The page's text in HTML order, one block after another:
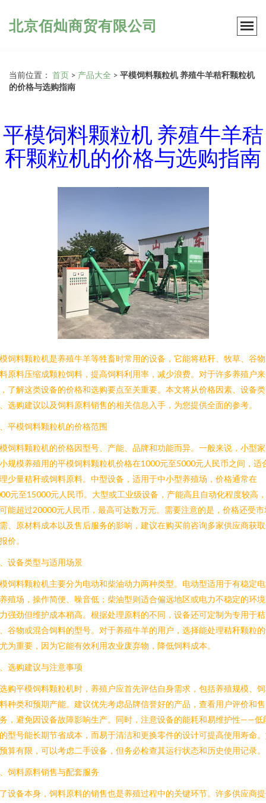
北京佰灿商贸有限公司
当前位置： 首页 > 产品大全 > 平模饲料颗粒机 养殖牛羊秸秆颗粒机
的价格与选购指南
平模饲料颗粒机 养殖牛羊秸
秆颗粒机的价格与选购指南
饲料颗粒机是养殖牛羊等牲畜时常用的设备，它能将秸秆、牧草、谷
原料压缩成颗粒饲料，提高饲料利用率，减少浪费。对于许多养殖户来
了解这类设备的价格和选购要点至关重要。本文将从价格因素、设备类
选购建议以及饲料原料销售的相关信息入手，为您提供全面的参考。
平模饲料颗粒机的价格范围
饲料颗粒机的价格因型号、产能、品牌和功能而异。一般来说，小型
规模养殖用的平模饲料颗粒机价格在1000元至5000元人民币之间，适
少量秸秆或饲料原料。中型设备，适用于中小型养殖场，价格通常在
元至15000元人民币。大型或工业级设备，产能高且自动化程度较高
能超过20000元人民币，最高可达数万元。需要注意的是，价格还受市
、原材料成本以及售后服务的影响，建议在购买前咨询多家供应商获
价。
设备类型与适用场景
饲料颗粒机主要分为电动和柴油动力两种类型。电动型适用于有稳定
殖场，操作简便、噪音低；柴油型则适合偏远地区或电力不稳定的环
强劲但维护成本稍高。根据处理原料的不同，设备还可定制为专用于秸
谷物或混合饲料的型号。对于养殖牛羊的用户，选择能处理秸秆颗粒
为重要，因为它能有效利用农业废弃物，降低饲料成本。
选购建议与注意事项
购平模饲料颗粒机时，养殖户应首先评估自身需求，包括养殖规模、
种类和预期产能。建议优先考虑品牌信誉好的产品，查看用户评价和
，避免因设备故障影响生产。同时，注意设备的能耗和易维护性——低
型号能长期节省成本，而易于清洁和更换零件的设计可提高使用寿命
算有限，可以考虑二手设备，但务必检查其运行状态和历史使用记录。
饲料原料销售与配套服务
设备本身，饲料原料的销售也是养殖过程中的关键环节。许多供应商